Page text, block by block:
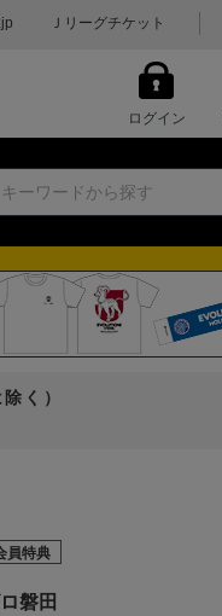
Ｊリーグチケット
ログイン
く）
員特典
磐田